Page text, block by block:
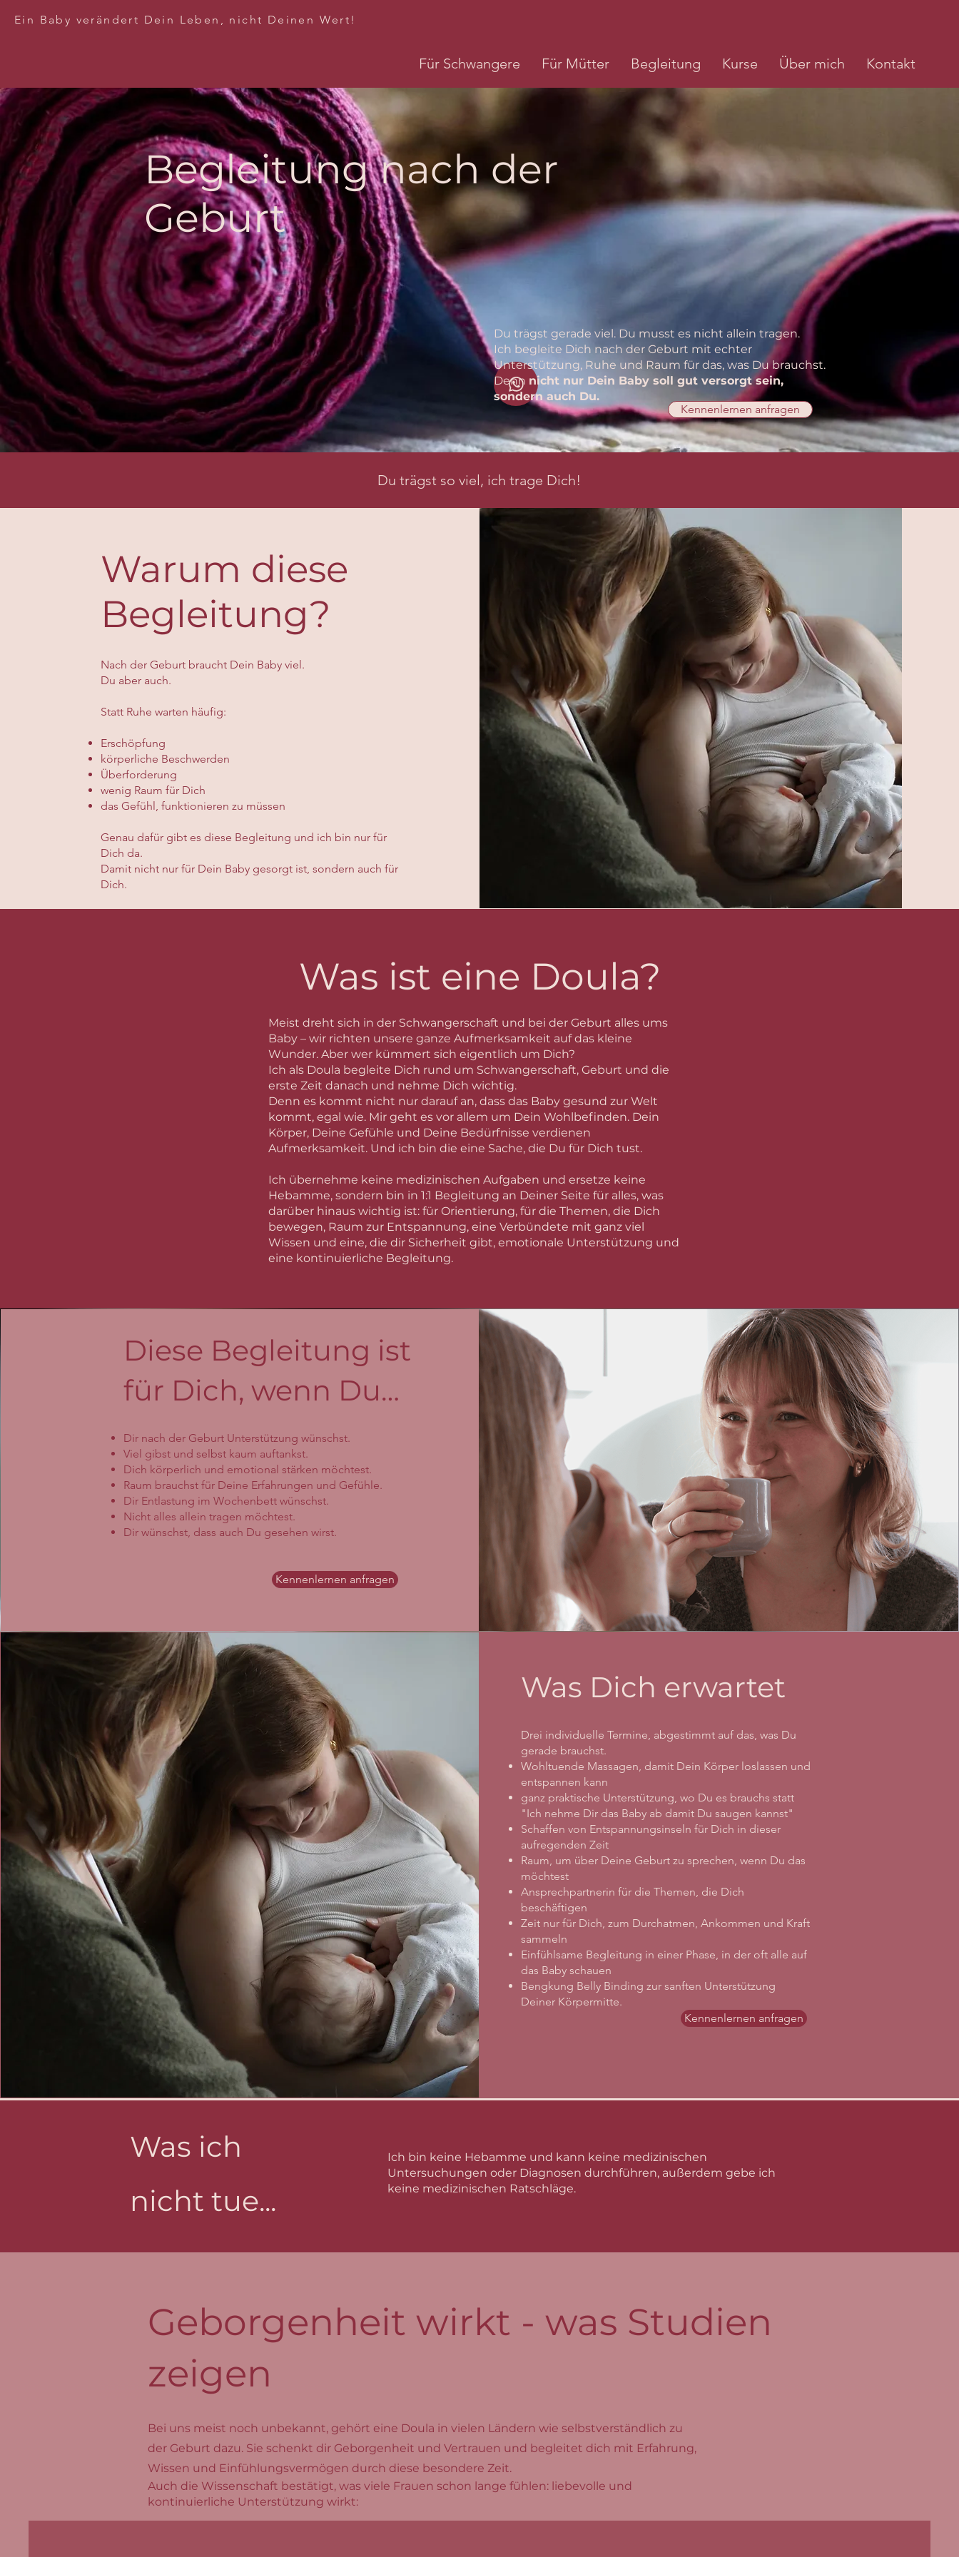
Ein Baby verändert Dein Leben, nicht Deinen Wert!
Für Schwangere Für Mütter Begleitung Kurse Über mich Kontakt
Begleitung nach der
Geburt
Du trägst gerade viel. Du musst es nicht allein tragen.
Ich begleite Dich nach der Geburt mit echter
Unterstützung, Ruhe und Raum für das, was Du brauchst.
Denn nicht nur Dein Baby soll gut versorgt sein,
sondern auch Du.
Kennenlernen anfragen
Du trägst so viel, ich trage Dich!
Warum diese
Begleitung?
Nach der Geburt braucht Dein Baby viel.
Du aber auch.
Statt Ruhe warten häufig:
Erschöpfung
körperliche Beschwerden
Überforderung
wenig Raum für Dich
das Gefühl, funktionieren zu müssen
Genau dafür gibt es diese Begleitung und ich bin nur für
Dich da.
Damit nicht nur für Dein Baby gesorgt ist, sondern auch für
Dich.
Was ist eine Doula?
Meist dreht sich in der Schwangerschaft und bei der Geburt alles ums
Baby – wir richten unsere ganze Aufmerksamkeit auf das kleine
Wunder. Aber wer kümmert sich eigentlich um Dich?
Ich als Doula begleite Dich rund um Schwangerschaft, Geburt und die
erste Zeit danach und nehme Dich wichtig.
Denn es kommt nicht nur darauf an, dass das Baby gesund zur Welt
kommt, egal wie. Mir geht es vor allem um Dein Wohlbefinden. Dein
Körper, Deine Gefühle und Deine Bedürfnisse verdienen
Aufmerksamkeit. Und ich bin die eine Sache, die Du für Dich tust.
Ich übernehme keine medizinischen Aufgaben und ersetze keine
Hebamme, sondern bin in 1:1 Begleitung an Deiner Seite für alles, was
darüber hinaus wichtig ist: für Orientierung, für die Themen, die Dich
bewegen, Raum zur Entspannung, eine Verbündete mit ganz viel
Wissen und eine, die dir Sicherheit gibt, emotionale Unterstützung und
eine kontinuierliche Begleitung.
Diese Begleitung ist
für Dich, wenn Du…
Dir nach der Geburt Unterstützung wünschst.
Viel gibst und selbst kaum auftankst.
Dich körperlich und emotional stärken möchtest.
Raum brauchst für Deine Erfahrungen und Gefühle.
Dir Entlastung im Wochenbett wünschst.
Nicht alles allein tragen möchtest.
Dir wünschst, dass auch Du gesehen wirst.
Kennenlernen anfragen
Was Dich erwartet
Drei individuelle Termine, abgestimmt auf das, was Du
gerade brauchst.
Wohltuende Massagen, damit Dein Körper loslassen und
entspannen kann
ganz praktische Unterstützung, wo Du es brauchs statt
"Ich nehme Dir das Baby ab damit Du saugen kannst"
Schaffen von Entspannungsinseln für Dich in dieser
aufregenden Zeit
Raum, um über Deine Geburt zu sprechen, wenn Du das
möchtest
Ansprechpartnerin für die Themen, die Dich
beschäftigen
Zeit nur für Dich, zum Durchatmen, Ankommen und Kraft
sammeln
Einfühlsame Begleitung in einer Phase, in der oft alle auf
das Baby schauen
Bengkung Belly Binding zur sanften Unterstützung
Deiner Körpermitte.
Kennenlernen anfragen
Was ich
nicht tue...
Ich bin keine Hebamme und kann keine medizinischen
Untersuchungen oder Diagnosen durchführen, außerdem gebe ich
keine medizinischen Ratschläge.
Geborgenheit wirkt - was Studien
zeigen
Bei uns meist noch unbekannt, gehört eine Doula in vielen Ländern wie selbstverständlich zu
der Geburt dazu. Sie schenkt dir Geborgenheit und Vertrauen und begleitet dich mit Erfahrung,
Wissen und Einfühlungsvermögen durch diese besondere Zeit.
Auch die Wissenschaft bestätigt, was viele Frauen schon lange fühlen: liebevolle und
kontinuierliche Unterstützung wirkt: